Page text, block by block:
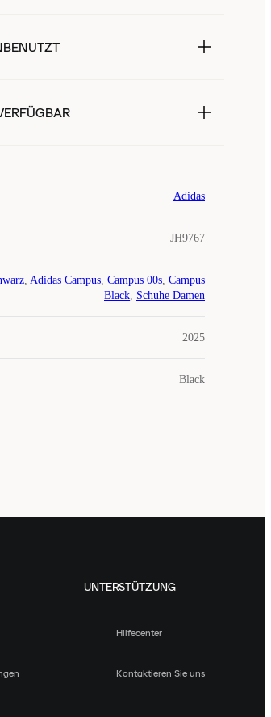
Adidas
JH9767
, Adidas Campus, Campus 00s, Campus
Black, Schuhe Damen
2025
Black
UNTERSTÜTZUNG
Hilfecenter
Kontaktieren Sie uns